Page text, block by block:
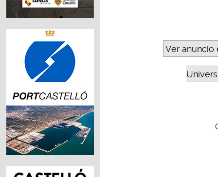
Ver anuncio